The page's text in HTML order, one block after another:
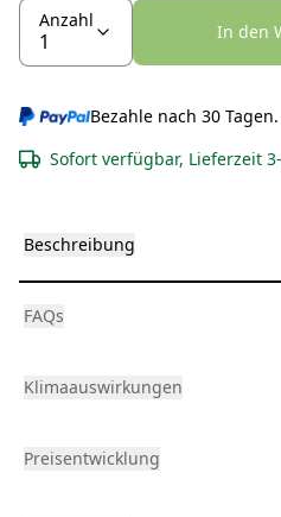
Anzahl
In den
Bezahle nach 30 Tagen.
Sofort verfügbar, Lieferzeit
Beschreibung
FAQs
Klimaauswirkungen
Preisentwicklung